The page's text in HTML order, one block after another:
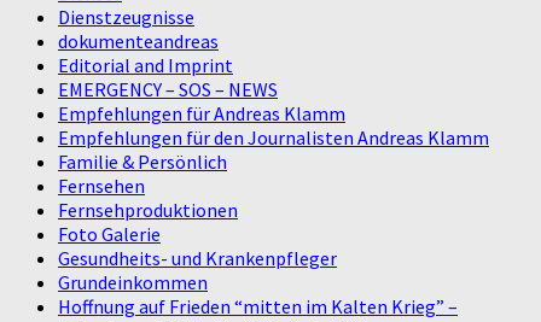
Dienstzeugnisse
dokumenteandreas
Editorial and Imprint
EMERGENCY – SOS – NEWS
Empfehlungen für Andreas Klamm
Empfehlungen für den Journalisten Andreas Klamm
Familie & Persönlich
Fernsehen
Fernsehproduktionen
Foto Galerie
Gesundheits- und Krankenpfleger
Grundeinkommen
Hoffnung auf Frieden “mitten im Kalten Krieg” –